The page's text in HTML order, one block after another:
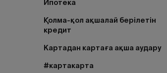
Ипотека
Қолма-қол ақшалай берілетін
кредит
Картадан картаға ақша аудару
#картакарта